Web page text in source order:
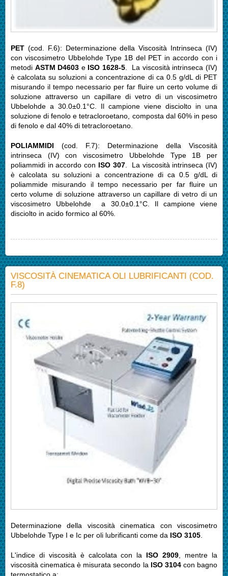
PET (cod. F.6): Determinazione della Viscosità Intrinseca (IV)
con viscosimetro Ubbelohde Type 1B del PET in accordo con i
metodi ASTM D4603 e ISO 1628-5 . La viscosità intrinseca (IV)
è calcolata su soluzioni a concentrazione di ca 0.5 g/dL di PET
misurando il tempo necessario per far fluire un certo volume di
soluzione attraverso un capillare di vetro di un viscosimetro
Ubbelohde a 30.0±0.1°C. Il campione viene disciolto in una
soluzione di fenolo e tetracloroetano, composta dal 60% in peso
di fenolo e dal 40% di tetracloroetano.
POLIAMMIDI (cod. F.7): Determinazione della Viscosità
intrinseca (IV) con viscosimetro Ubbelohde Type 1B per
poliammidi in accordo con ISO 307. La viscosità intrinseca (IV)
è calcolata su soluzioni a concentrazione di ca 0.5 g/dL di
poliammide misurando il tempo necessario per far fluire un
certo volume di soluzione attraverso un capillare di vetro di un
viscosimetro Ubbelohde a 30.0±0.1°C. Il campione viene
disciolto in acido formico al 60%.
VISCOSITÀ CINEMATICA OLI LUBRIFICANTI (COD.
F.8)
Determinazione della viscosità cinematica con viscosimetro
Ubbelohde Type I e Ic per oli lubrificanti come da ISO 3105
L'indice di viscosità è calcolata con la ISO 2909 , mentre la
viscosità cinematica è misurata secondo la ISO 3104con bagno
termostatico a: